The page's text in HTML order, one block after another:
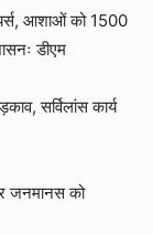
आशाओं को 1500
डीएम
सर्विलांस कार्य
जनमानस को